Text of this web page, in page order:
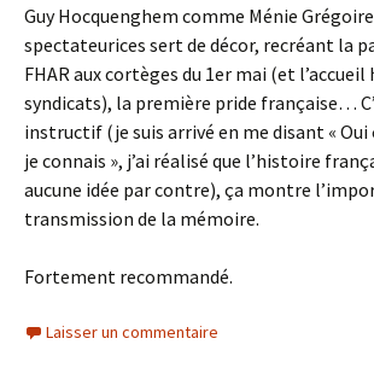
Guy Hocquenghem comme Ménie
spectateurices sert de décor, recréant la
FHAR aux cortèges du 1er mai (et
syndicats), la première pride française…
instructif (je suis arrivé en me disant « Oui
je connais », j’ai réalisé que l’histoire
aucune idée par contre), ça montre
transmission de la mémoire.
Fortement recommandé.
Laisser un commentaire